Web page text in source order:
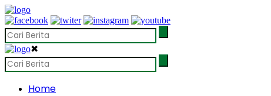
✖
Home